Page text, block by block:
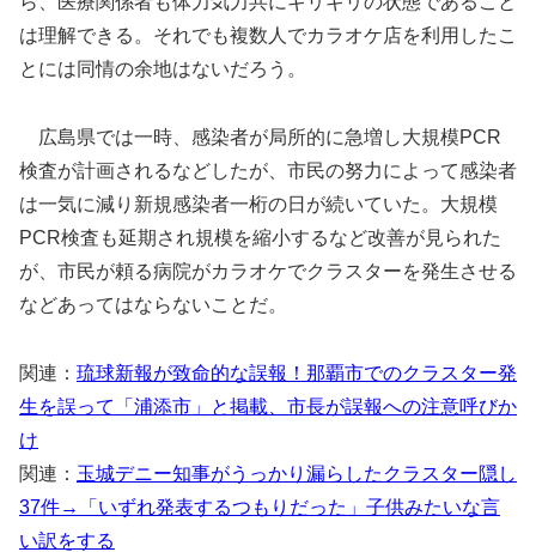
は理解できる。それでも複数人でカラオケ店を利用したこ
とには同情の余地はないだろう。
広島県では一時、感染者が局所的に急増し大規模PCR
検査が計画されるなどしたが、市民の努力によって感染者
は一気に減り新規感染者一桁の日が続いていた。大規模
PCR検査も延期され規模を縮小するなど改善が見られた
が、市民が頼る病院がカラオケでクラスターを発生させる
などあってはならないことだ。
関連： 琉球新報が致命的な誤報！那覇市でのクラスター発
生を誤って「浦添市」と掲載、市長が誤報への注意呼びか
け
関連： 玉城デニー知事がうっかり漏らしたクラスター隠し
37件→「いずれ発表するつもりだった」子供みたいな言
い訳をする